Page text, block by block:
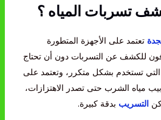
تسربات المياه ؟
تعتمد على الأجهزة المتطورة
للكشف عن التسربات دون أن تحتاج
التي تستخدم بشكل متكرر، وتعتمد على
مياه الشرب حتى تصدر الاهتزازات،
التسريب بدقة كبيرة.